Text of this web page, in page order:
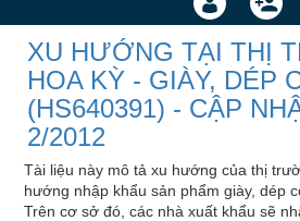
XU HƯỚNG TẠI
HOA KỲ - GIÀY,
CAO (HS640391)
THÁNG 2/2012 -
trường - Ngành
Đăng
Tạo
khoản
XU HƯỚNG TẠI THỊ
HOA KỲ - GIÀY, DÉP
(HS640391) - CẬP
2/2012
Tài liệu này mô tả xu hướng của thị
hướng nhập khẩu sản phẩm giày, dép
Trên cơ sở đó, các nhà xuất khẩu sẽ